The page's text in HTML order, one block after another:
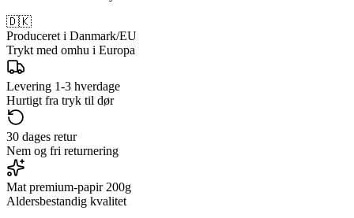
🇩🇰
Produceret i Danmark/EU
Trykt med omhu i Europa
Levering 1-3 hverdage
Hurtigt fra tryk til dør
30 dages retur
Nem og fri returnering
Mat premium-papir 200g
Aldersbestandig kvalitet